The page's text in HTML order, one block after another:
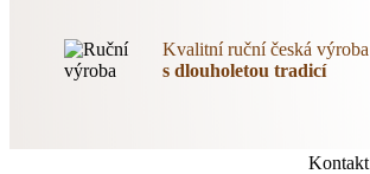
Kvalitní ruční česká výroba
s dlouholetou tradicí
Kontakt